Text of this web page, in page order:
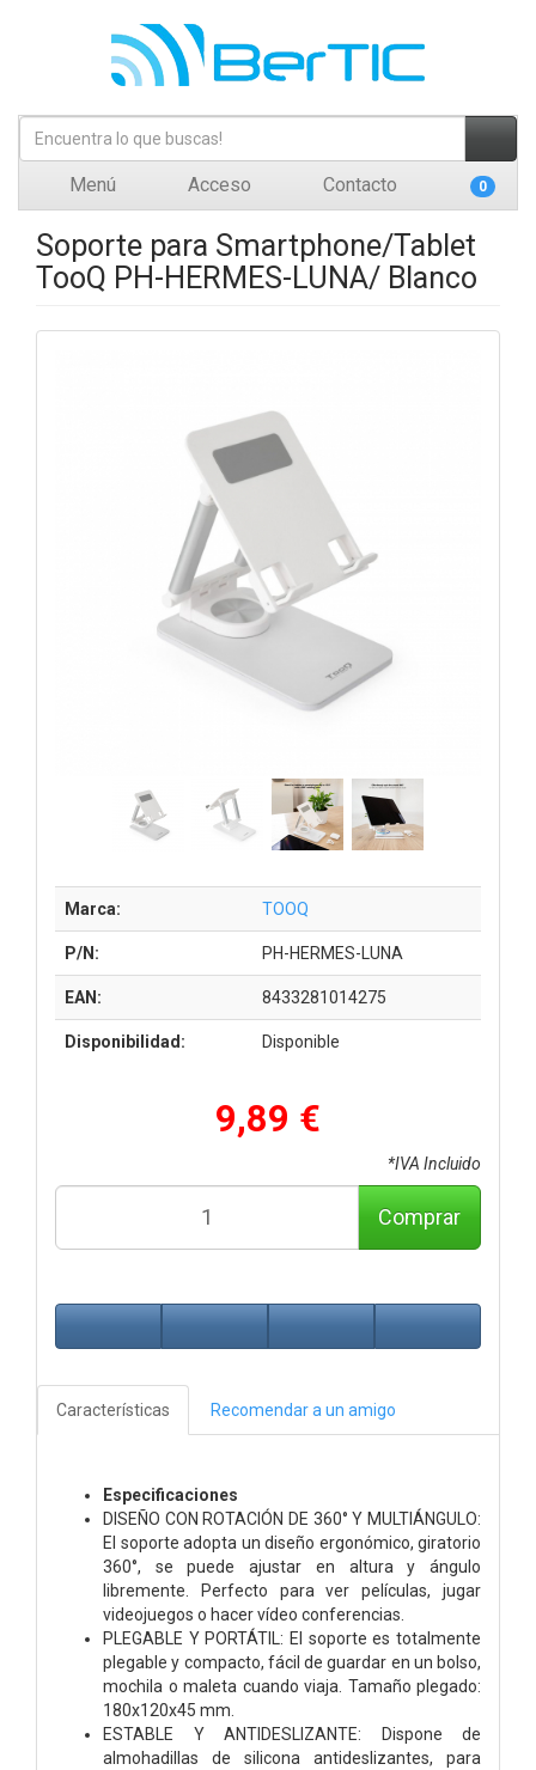
Menú Acceso Contacto 0
Soporte para Smartphone/Tablet
TooQ PH-HERMES-LUNA/ Blanco
Marca: TOOQ
P/N: PH-HERMES-LUNA
EAN: 8433281014275
Disponibilidad: Disponible
9,89 €
*IVA Incluido
Comprar
Características Recomendar a un amigo
Especificaciones
DISEÑO CON ROTACIÓN DE 360° Y MULTIÁNGULO:
El soporte adopta un diseño ergonómico, giratorio
360°, se puede ajustar en altura y ángulo
libremente. Perfecto para ver películas, jugar
videojuegos o hacer vídeo conferencias.
PLEGABLE Y PORTÁTIL: El soporte es totalmente
plegable y compacto, fácil de guardar en un bolso,
mochila o maleta cuando viaja. Tamaño plegado:
180x120x45 mm.
ESTABLE Y ANTIDESLIZANTE: Dispone de
almohadillas de silicona antideslizantes, para